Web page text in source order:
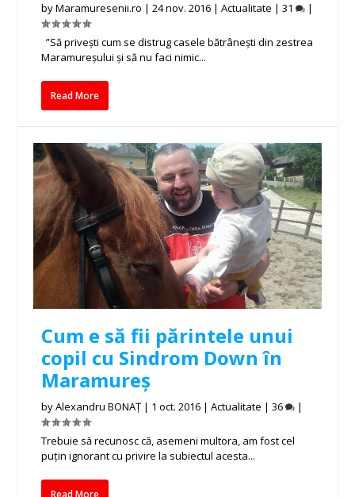
byMaramuresenii.ro |24 nov. 2016 |Actualitate |31 |
”Să privești cum se distrug casele bătrânești din zestrea
Maramureșului și să nu faci nimic...
Read More
Cum e să fii părintele unui
copil cu Sindrom Down în
Maramureș
byAlexandru BONAȚ | 1 oct. 2016 |Actualitate |36 |
Trebuie să recunosc că, asemeni multora, am fost cel
puțin ignorant cu privire la subiectul acesta...
Read More